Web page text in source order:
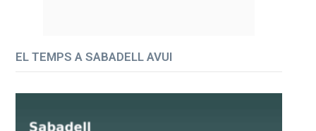
EL TEMPS A SABADELL AVUI